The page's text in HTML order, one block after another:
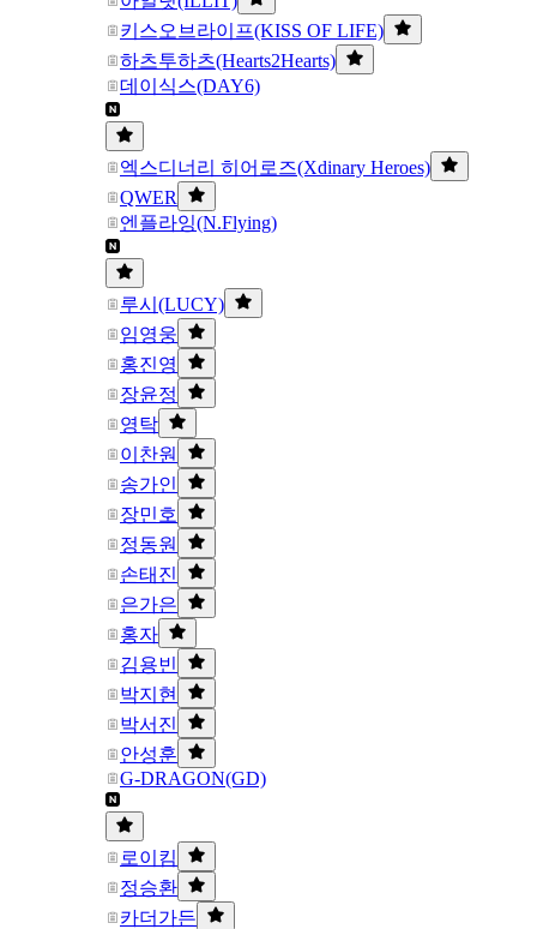
키스오브라이프(KISS OF LIFE)
하츠투하츠(Hearts2Hearts)
데이식스(DAY6)
엑스디너리 히어로즈(Xdinary Heroes)
QWER
엔플라잉(N.Flying)
루시(LUCY)
임영웅
홍진영
장윤정
영탁
이찬원
송가인
장민호
정동원
손태진
은가은
홍자
김용빈
박지현
박서진
안성훈
G-DRAGON(GD)
로이킴
정승환
카더가든